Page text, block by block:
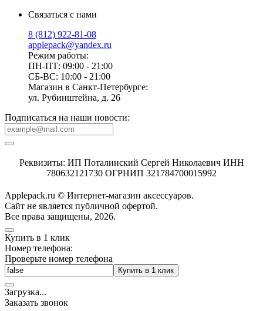
Связаться с нами
8 (812) 922-81-08
applepack@yandex.ru
Режим работы:
ПН-ПТ: 09:00 - 21:00
СБ-ВС: 10:00 - 21:00
Магазин в Санкт-Петербурге:
ул. Рубинштейна, д. 26
Подписаться на наши новости:
Реквизиты: ИП Поталинский Сергей Николаевич ИНН
780632121730 ОГРНИП 321784700015992
Applepack.ru © Интернет-магазин аксессуаров.
Cайт не является публичной офертой.
Все права защищены, 2026.
Купить в 1 клик
Номер телефона:
Проверьте номер телефона
Купить в 1 клик
Загрузка...
Заказать звонок